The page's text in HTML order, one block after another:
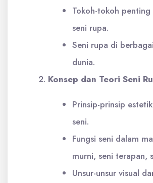
Tokoh-tokoh penting
seni rupa.
Seni rupa di
dunia.
Konsep dan Teori Seni
Prinsip-prinsip
seni.
Fungsi seni dalam
murni, seni terapan,
Unsur-unsur visual